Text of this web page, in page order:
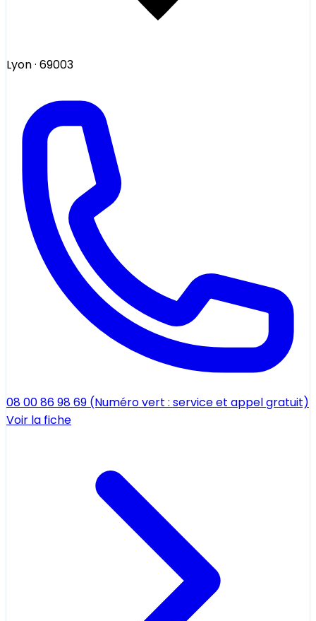
Lyon· 69003
08 00 86 98 69 (Numéro vert : service et appel gratuit)
Voir la fiche